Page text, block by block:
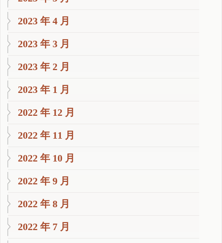
2023 年 4 月
2023 年 3 月
2023 年 2 月
2023 年 1 月
2022 年 12 月
2022 年 11 月
2022 年 10 月
2022 年 9 月
2022 年 8 月
2022 年 7 月